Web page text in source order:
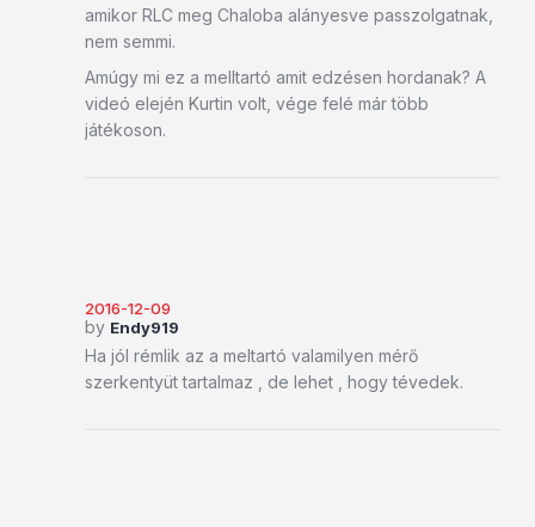
amikor RLC meg Chaloba alányesve passzolgatnak,
nem semmi.
Amúgy mi ez a melltartó amit edzésen hordanak? A
videó elején Kurtin volt, vége felé már több
játékoson.
2016-12-09
by Endy919
Ha jól rémlik az a meltartó valamilyen mérő
szerkentyüt tartalmaz , de lehet , hogy tévedek.